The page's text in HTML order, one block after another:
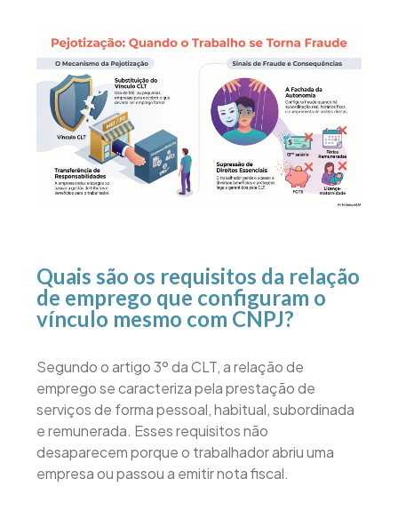
Quais são os requisitos da relação
de emprego que configuram o
vínculo mesmo com CNPJ?
Segundo o artigo 3º da CLT, a relação de
emprego se caracteriza pela prestação de
serviços de forma pessoal, habitual, subordinada
e remunerada. Esses requisitos não
desaparecem porque o trabalhador abriu uma
empresa ou passou a emitir nota fiscal.